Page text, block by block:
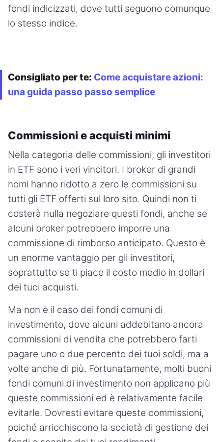
fondi indicizzati, dove tutti seguono comunque
lo stesso indice.
Consigliato per te: Come acquistare azioni:
una guida passo passo semplice
Commissioni e acquisti minimi
Nella categoria delle commissioni, gli investitori
in ETF sono i veri vincitori. I broker di grandi
nomi hanno ridotto a zero le commissioni su
tutti gli ETF offerti sul loro sito. Quindi non ti
costerà nulla negoziare questi fondi, anche se
alcuni broker potrebbero imporre una
commissione di rimborso anticipato. Questo è
un enorme vantaggio per gli investitori,
soprattutto se ti piace il costo medio in dollari
dei tuoi acquisti.
Ma non è il caso dei fondi comuni di
investimento, dove alcuni addebitano ancora
commissioni di vendita che potrebbero farti
pagare uno o due percento dei tuoi soldi, ma a
volte anche di più. Fortunatamente, molti buoni
fondi comuni di investimento non applicano più
queste commissioni ed è relativamente facile
evitarle. Dovresti evitare queste commissioni,
poiché arricchiscono la società di gestione dei